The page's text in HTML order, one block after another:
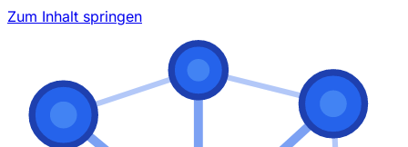
Zum Inhalt springen